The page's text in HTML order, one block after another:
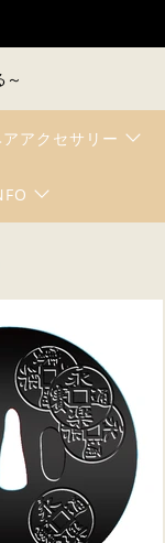
～
アクセサリー